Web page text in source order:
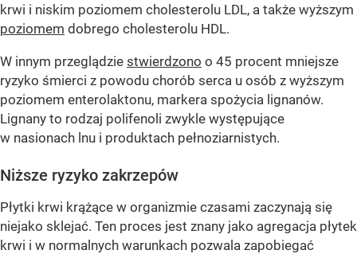
krwi i niskim poziomem cholesterolu LDL, a także wyższym
poziomem dobrego cholesterolu HDL.
W innym przeglądzie stwierdzono o 45 procent mniejsze
ryzyko śmierci z powodu chorób serca u osób z wyższym
poziomem enterolaktonu, markera spożycia lignanów.
Lignany to rodzaj polifenoli zwykle występujące
w nasionach lnu i produktach pełnoziarnistych.
Niższe ryzyko zakrzepów
Płytki krwi krążące w organizmie czasami zaczynają się
niejako sklejać. Ten proces jest znany jako agregacja płytek
krwi i w normalnych warunkach pozwala zapobiegać